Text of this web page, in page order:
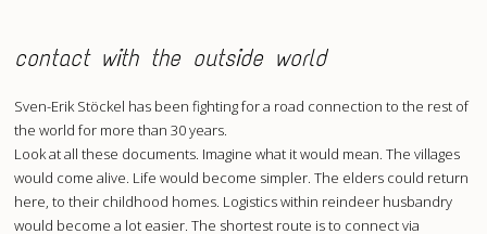
contact with the outside world
Sven-Erik Stöckel has been fighting for a road connection to the rest of
the world for more than 30 years.
Look at all these documents. Imagine what it would mean. The villages
would come alive. Life would become simpler. The elders could return
here, to their childhood homes. Logistics within reindeer husbandry
would become a lot easier. The shortest route is to connect via